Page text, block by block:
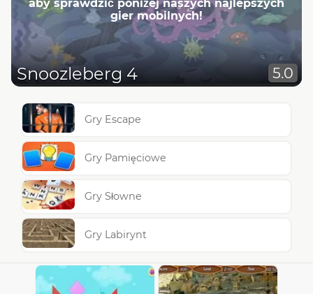
aby sprawdzić poniżej naszych najlepszych
gier mobilnych!
Snoozleberg 4 5.0
Gry Escape
Gry Pamięciowe
Gry Słowne
Gry Labirynt